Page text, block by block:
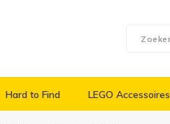
Hard to Find LEGO Accessoires